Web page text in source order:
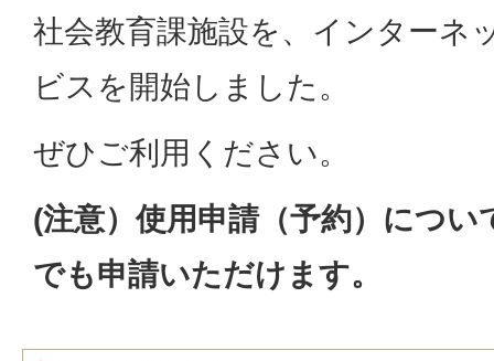
社会教育課施設を、インターネ
ビスを開始しました。
ぜひご利用ください。
(注意）使用申請（予約）につ
でも申請いただけます。